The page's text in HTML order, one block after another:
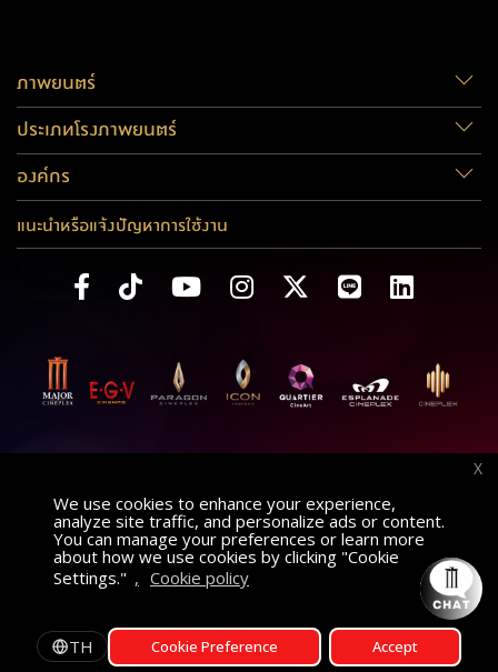
We use cookies to enhance your experience,
analyze site traffic, and personalize ads or content.
You can manage your preferences or learn more
about how we use cookies by clicking "Cookie
Settings." , Cookie policy
TH Cookie Preference Accept
X
ภาพยนตร์
ประเภทโรงภาพยนตร์
องค์กร
แนะนำหรือแจ้งปัญหาการใช้งาน
ค้นหาภาพยนตร์ AT เลือกโรงภาพยนตร์
รอบฉาย